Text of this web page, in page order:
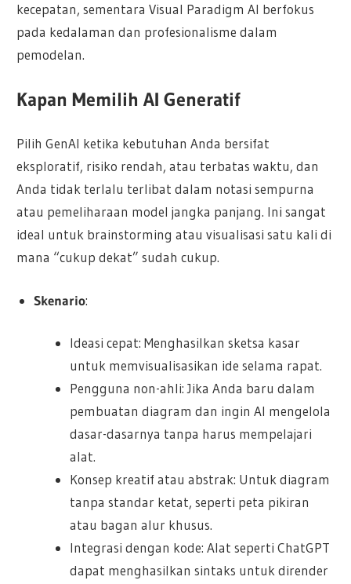
kecepatan, sementara Visual Paradigm AI berfokus
pada kedalaman dan profesionalisme dalam
pemodelan.
Kapan Memilih AI Generatif
Pilih GenAI ketika kebutuhan Anda bersifat
eksploratif, risiko rendah, atau terbatas waktu, dan
Anda tidak terlalu terlibat dalam notasi sempurna
atau pemeliharaan model jangka panjang. Ini sangat
ideal untuk brainstorming atau visualisasi satu kali di
mana “cukup dekat” sudah cukup.
Skenario:
Ideasi cepat: Menghasilkan sketsa kasar
untuk memvisualisasikan ide selama rapat.
Pengguna non-ahli: Jika Anda baru dalam
pembuatan diagram dan ingin AI mengelola
dasar-dasarnya tanpa harus mempelajari
alat.
Konsep kreatif atau abstrak: Untuk diagram
tanpa standar ketat, seperti peta pikiran
atau bagan alur khusus.
Integrasi dengan kode: Alat seperti ChatGPT
dapat menghasilkan sintaks untuk dirender